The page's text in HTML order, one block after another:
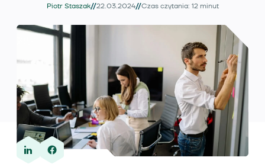
Usługi
Wiedza
O nas
Piotr Staszak//22.03.2024//Czas czytania: 12 minut